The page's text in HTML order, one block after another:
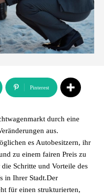
Pinterest
durch eine
aus.
es Autobesitzern, ihr
zu einem fairen Preis zu
Schritte und Vorteile des
in Ihrer Stadt.Der
für einen strukturierten,